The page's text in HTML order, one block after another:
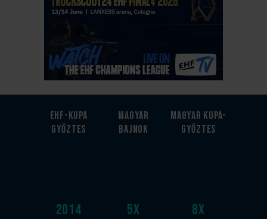
EHF-Kupa
győztes
2014
Magyar
bajnok
5x
Magyar kupa-
győztes
8x